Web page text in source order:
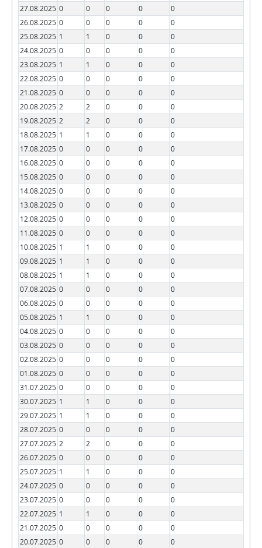
27.08.2025 0 0 0 0
0
26.08.2025 0 0 0 0
0
25.08.2025 1 1 0 0
0
24.08.2025 0 0 0 0
0
23.08.2025 1 1 0 0
0
22.08.2025 0 0 0 0
0
21.08.2025 0 0 0 0
0
20.08.2025 2 2 0 0
0
19.08.2025 2 2 0 0
0
18.08.2025 1 1 0 0
0
17.08.2025 0 0 0 0
0
16.08.2025 0 0 0 0
0
15.08.2025 0 0 0 0
0
14.08.2025 0 0 0 0
0
13.08.2025 0 0 0 0
0
12.08.2025 0 0 0 0
0
11.08.2025 0 0 0 0
0
10.08.2025 1 1 0 0
0
09.08.2025 1 1 0 0
0
08.08.2025 1 1 0 0
0
07.08.2025 0 0 0 0
0
06.08.2025 0 0 0 0
0
05.08.2025 1 1 0 0
0
04.08.2025 0 0 0 0
0
03.08.2025 0 0 0 0
0
02.08.2025 0 0 0 0
0
01.08.2025 0 0 0 0
0
31.07.2025 0 0 0 0
0
30.07.2025 1 1 0 0
0
29.07.2025 1 1 0 0
0
28.07.2025 0 0 0 0
0
27.07.2025 2 2 0 0
0
26.07.2025 0 0 0 0
0
25.07.2025 1 1 0 0
0
24.07.2025 0 0 0 0
0
23.07.2025 0 0 0 0
0
22.07.2025 1 1 0 0
0
21.07.2025 0 0 0 0
0
20.07.2025 0 0 0 0
0